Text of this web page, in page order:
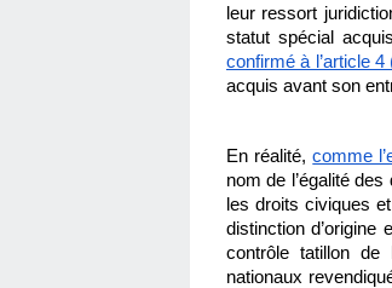
leur ressort
confirmé à l’article
acquis avant son
En réalité, comme
nom de l’égalité
les droits civiques
distinction d’origine
contrôle tatillon de
nationaux